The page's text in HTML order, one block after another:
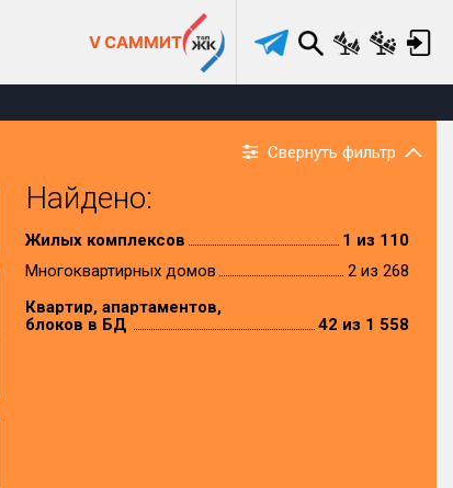
V САММИТ
Свернуть фильтр
Найдено:
Жилых комплексов
1 из 110
Многоквартирных домов
2 из 268
Квартир, апартаментов,
блоков в БД
42 из 1 558